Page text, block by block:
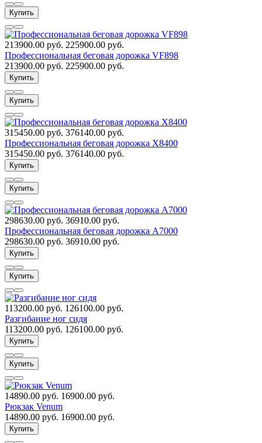
Купить
213900.00 руб. 225900.00 руб.
Профессиональная беговая дорожка VF898
213900.00 руб. 225900.00 руб.
Купить
Купить
315450.00 руб. 376140.00 руб.
Профессиональная беговая дорожка X8400
315450.00 руб. 376140.00 руб.
Купить
Купить
298630.00 руб. 36910.00 руб.
Профессиональная беговая дорожка А7000
298630.00 руб. 36910.00 руб.
Купить
Купить
113200.00 руб. 126100.00 руб.
Разгибание ног сидя
113200.00 руб. 126100.00 руб.
Купить
Купить
14890.00 руб. 16900.00 руб.
Рюкзак Venum
14890.00 руб. 16900.00 руб.
Купить